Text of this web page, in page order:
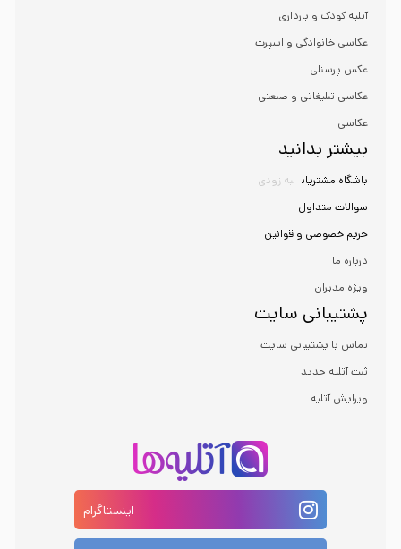
آتلیه کودک و بارداری
عکاسی خانوادگی و اسپرت
عکس پرسنلی
عکاسی تبلیغاتی و صنعتی
عکاسی
بیشتر بدانید
باشگاه مشتریان به زودی
سوالات متداول
حریم خصوصی و قوانین
درباره ما
ویژه مدیران
پشتیبانی سایت
تماس با پشتیبانی سایت
ثبت آتلیه جدید
ویرایش آتلیه
اینستاگرام